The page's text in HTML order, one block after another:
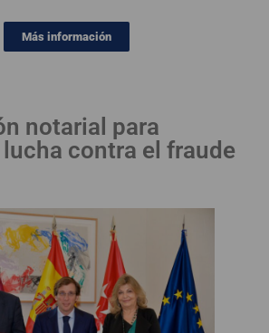
Más información
notarial para
contra el fraude